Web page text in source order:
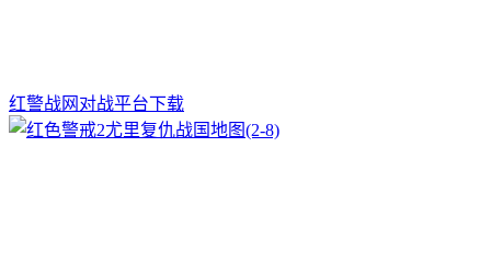
红警战网对战平台下载